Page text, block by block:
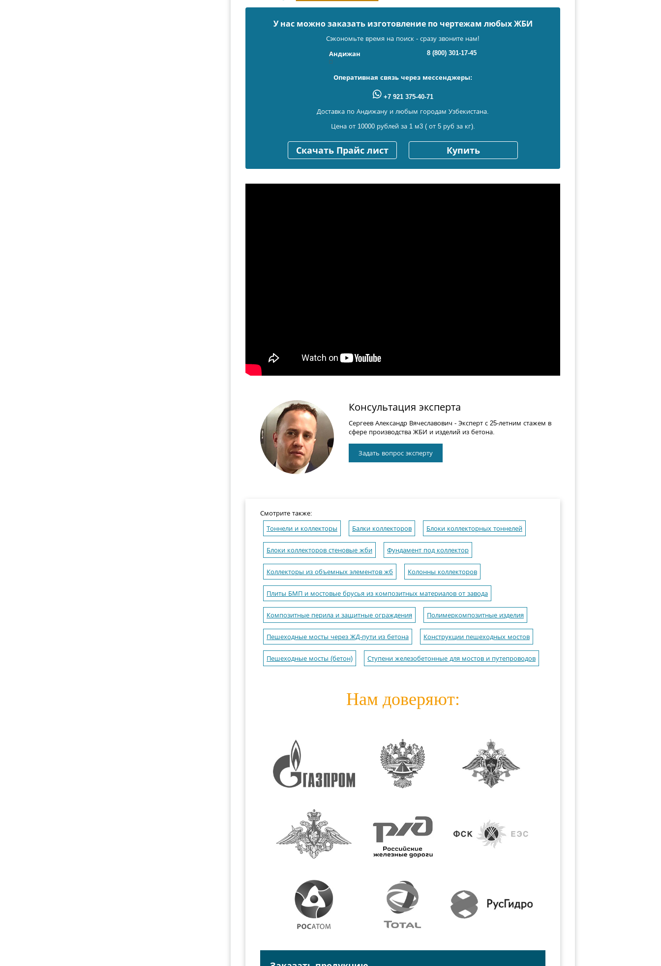
У нас можно заказать изготовление по чертежам любых ЖБИ
Сэкономьте время на поиск - сразу звоните нам!
Андижан 8 (800) 301-17-45
Оперативная связь через мессенджеры:
+7 921 375-40-71
Доставка по Андижану и любым городам Узбекистана.
Цена от 10000 рублей за 1 м3 ( от 5 руб за кг).
Скачать Прайс лист Купить
Консультация эксперта
Сергеев Александр Вячеславович - Эксперт с 25-летним стажем в
сфере производства ЖБИ и изделий из бетона.
Задать вопрос эксперту
Смотрите также:
Тоннели и коллекторы Балки коллекторов Блоки коллекторных тоннелей
Блоки коллекторов стеновые жби Фундамент под коллектор
Коллекторы из объемных элементов жб Колонны коллекторов
Плиты БМП и мостовые брусья из композитных материалов от завода
Композитные перила и защитные ограждения Полимеркомпозитные изделия
Пешеходные мосты через ЖД-пути из бетона Конструкции пешеходных мостов
Пешеходные мосты (бетон) Ступени железобетонные для мостов и путепроводов
Нам доверяют: